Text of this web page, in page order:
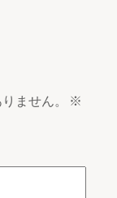
ません。
※